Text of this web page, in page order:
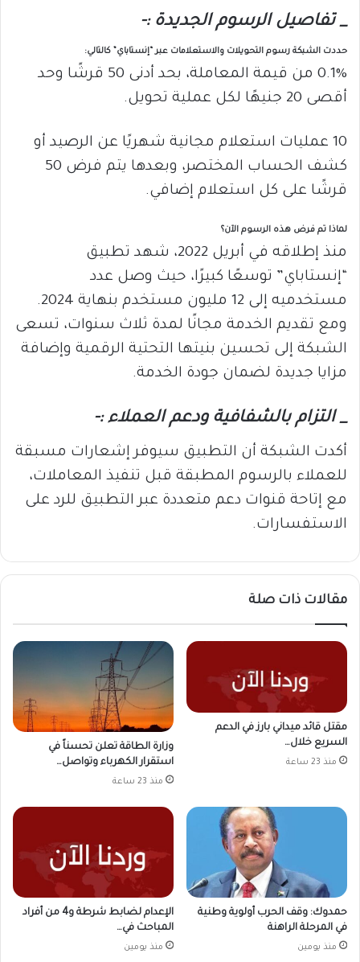
_ تفاصيل الرسوم الجديدة :-
حددت الشبكة رسوم التحويلات والاستعلامات عبر “إنستاباي” كالتالي:
0.1% من قيمة المعاملة، بحد أدنى 50 قرشًا وحد
أقصى 20 جنيهًا لكل عملية تحويل.
10 عمليات استعلام مجانية شهريًا عن الرصيد أو
كشف الحساب المختصر، وبعدها يتم فرض 50
قرشًا على كل استعلام إضافي.
لماذا تم فرض هذه الرسوم الآن؟
منذ إطلاقه في أبريل 2022، شهد تطبيق
“إنستاباي” توسعًا كبيرًا، حيث وصل عدد
مستخدميه إلى 12 مليون مستخدم بنهاية 2024.
ومع تقديم الخدمة مجانًا لمدة ثلاث سنوات، تسعى
الشبكة إلى تحسين بنيتها التحتية الرقمية وإضافة
مزايا جديدة لضمان جودة الخدمة.
_ التزام بالشفافية ودعم العملاء :-
أكدت الشبكة أن التطبيق سيوفر إشعارات مسبقة
للعملاء بالرسوم المطبقة قبل تنفيذ المعاملات،
مع إتاحة قنوات دعم متعددة عبر التطبيق للرد على
الاستفسارات.
مقالات ذات صلة
مقتل قائد ميداني بارز في الدعم
السريع خلال…
منذ 23 ساعة
وزارة الطاقة تعلن تحسناً في
استقرار الكهرباء وتواصل…
منذ 23 ساعة
حمدوك: وقف الحرب أولوية وطنية
في المرحلة الراهنة
منذ يومين
الإعدام لضابط شرطة و4 من أفراد
المباحث في…
منذ يومين